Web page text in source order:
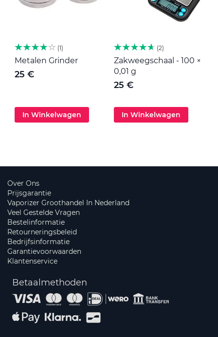
1
Metalen Grinder
25 €
In Winkelwagen
2
Zakweegschaal - 100 ×
0,01 g
25 €
In Winkelwagen
Over Ons
Prijsgarantie
Vaporizer Groothandel In Nederland
Veel Gestelde Vragen
Bestelinformatie
Retourneringsbeleid
Bedrijfsinformatie
Garantievoorwaarden
Klantenservice
Betaalmethoden